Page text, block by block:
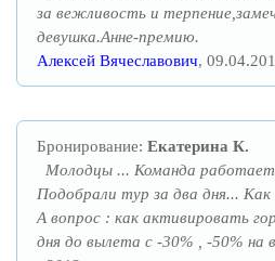
за вежливость и
девушка.Анне-премию.
Алексей Вячеславович,
Бронирование: Екатерина К.
Молодцы ... Команда
Подобрали тур за два дня... Как
А вопрос : как активировать
дня до вылета с -30% , -50% на